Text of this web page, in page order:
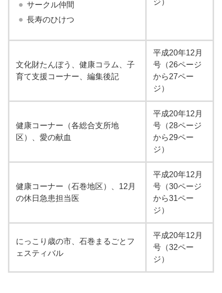
サークル仲間
長寿のひけつ
ジ）
文化財たんぼう、健康コラム、子
育て支援コーナー、編集後記
平成20年12月
号（26ページ
から27ペー
ジ）
健康コーナー（各総合支所地
区）、愛の献血
平成20年12月
号（28ページ
から29ペー
ジ）
健康コーナー（石巻地区）、12月
の休日急患担当医
平成20年12月
号（30ページ
から31ペー
ジ）
にっこり歳の市、石巻まるごとフ
ェスティバル
平成20年12月
号（32ペー
ジ）